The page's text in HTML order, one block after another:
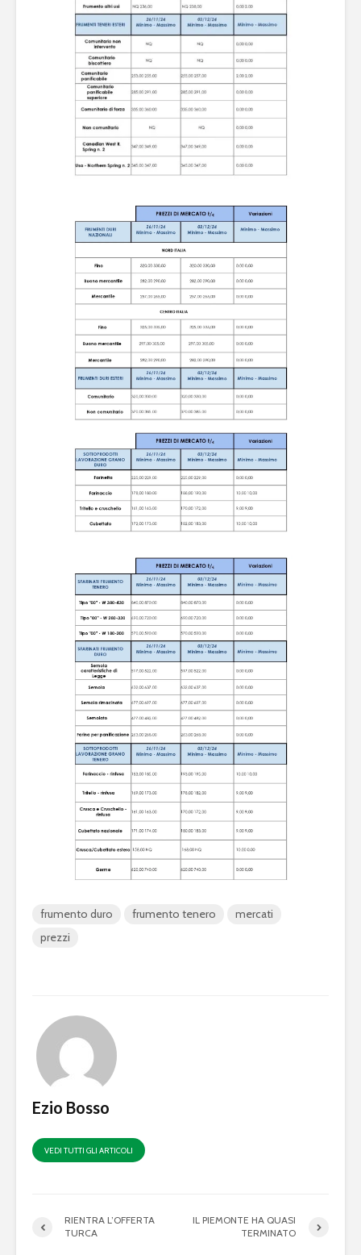
frumento duro frumento tenero
mercati
prezzi
Ezio Bosso
VEDI TUTTI GLI ARTICOLI
RIENTRA L’OFFERTA
TURCA
IL PIEMONTE HA QUASI
TERMINATO